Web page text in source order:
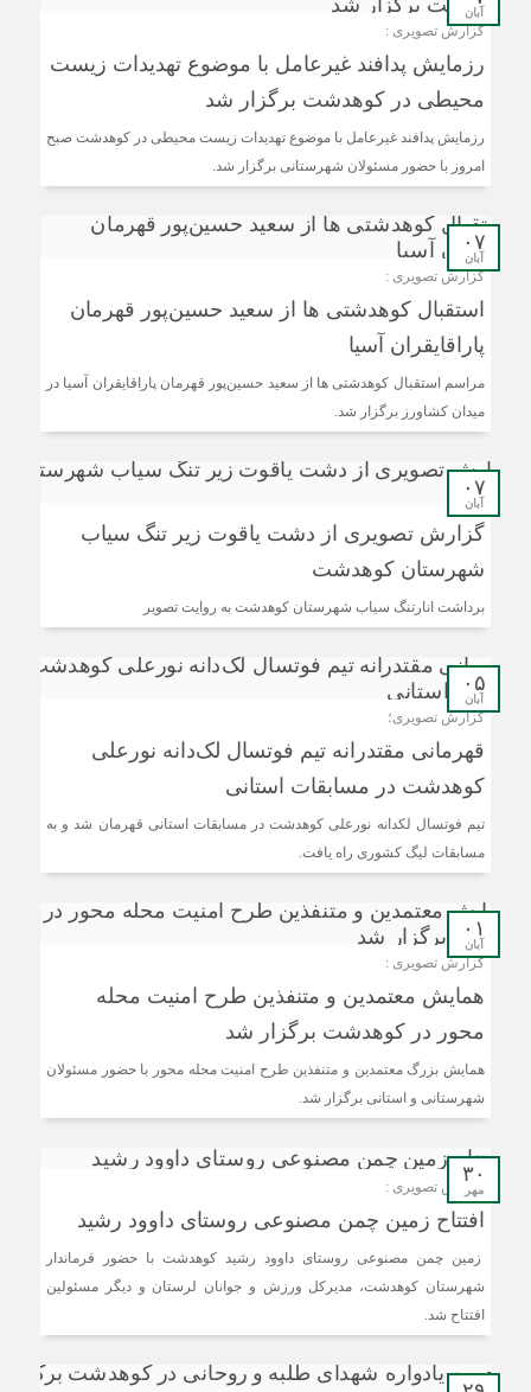
آبان
گزارش تصویری :
رزمایش پدافند غیرعامل با موضوع تهدیدات زیست
محیطی در کوهدشت برگزار شد
رزمایش پدافند غیرعامل با موضوع تهدیدات زیست محیطی در کوهدشت صبح
امروز با حضور مسئولان شهرستانی برگزار شد.
۰۷
آبان
گزارش تصویری :
استقبال کوهدشتی ها از سعید حسین‌پور قهرمان
پاراقایقران آسیا
مراسم استقبال کوهدشتی ها از سعید حسین‌پور قهرمان پاراقایقران آسیا در
میدان کشاورز برگزار شد.
۰۷
آبان
گزارش تصویری از دشت یاقوت زیر تنگ سیاب
شهرستان کوهدشت
برداشت انارتنگ سیاب شهرستان کوهدشت به روایت تصویر
۰۵
آبان
گزارش تصویری؛
قهرمانی مقتدرانه تیم فوتسال لک‌دانه نورعلی
کوهدشت در مسابقات استانی
تیم فوتسال لکدانه نورعلی کوهدشت در مسابقات استانی قهرمان شد و به
مسابقات لیگ کشوری راه یافت.
۰۱
آبان
گزارش تصویری :
همایش معتمدین و متنفذین طرح امنیت محله
محور در کوهدشت برگزار شد
همایش بزرگ معتمدین و متنفذین طرح امنیت محله محور با حضور مسئولان
شهرستانی و استانی برگزار شد.
۳۰
مهر
گزارش تصویری :
افتتاح زمین چمن مصنوعی روستای داوود رشید
زمین چمن مصنوعی روستای داوود رشید کوهدشت با حضور فرماندار
شهرستان کوهدشت، مدیرکل ورزش و جوانان لرستان و دیگر مسئولین
افتتاح شد.